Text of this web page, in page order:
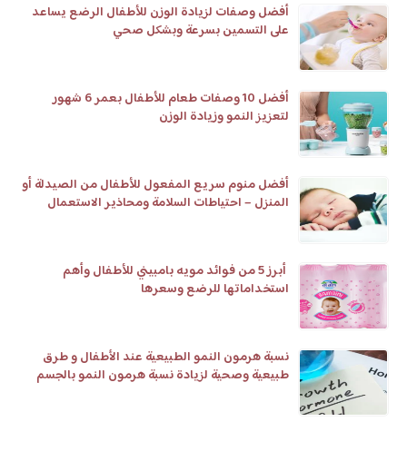
أفضل وصفات لزيادة الوزن للأطفال الرضع يساعد
على التسمين بسرعة وبشكل صحي
أفضل 10 وصفات طعام للأطفال بعمر 6 شهور
لتعزيز النمو وزيادة الوزن
أفضل منوم سريع المفعول للأطفال من الصيدلة أو
المنزل – احتياطات السلامة ومحاذير الاستعمال
أبرز 5 من فوائد مويه بامبيني للأطفال وأهم
استخداماتها للرضع وسعرها
نسبة هرمون النمو الطبيعية عند الأطفال و طرق
طبيعية وصحية لزيادة نسبة هرمون النمو بالجسم